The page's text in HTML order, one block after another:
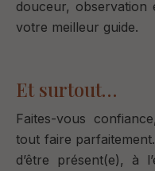
douceur, observation
votre meilleur guide.
Et surtout…
Faites-vous
tout faire parfaitement.
d’être présent(e), à